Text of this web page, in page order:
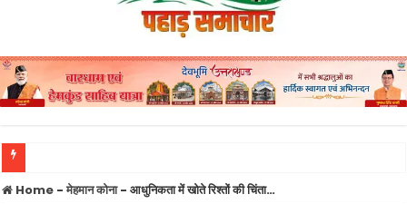
हाईकोर्ट शिफ्टिंग पर सरकार ने साफ किया रुख: गौलापार नहीं, बेल बाबा मंदिर के सामने बनेगा नया
Home - मेहमान कोना- आधुनिकता में खोते रिश्तों की चिंता…